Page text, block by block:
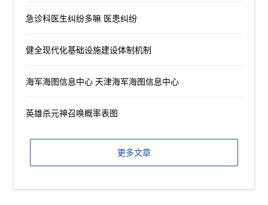
急诊科医生纠纷多嘛 医患纠纷
健全现代化基础设施建设体制机制
海军海图信息中心 天津海军海图信息中心
英雄杀元神召唤概率表图
更多文章